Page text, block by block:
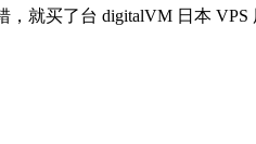
就买了台 digitalVM 日本 VPS